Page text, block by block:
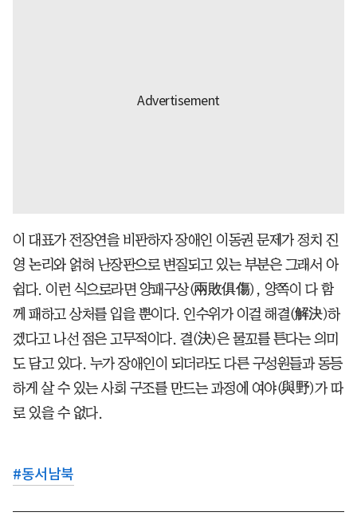
이 대표가 전장연을 비판하자 장애인 이동권 문제가 정치 진
영 논리와 얽혀 난장판으로 변질되고 있는 부분은 그래서 아
쉽다. 이런 식으로라면 양패구상(兩敗俱傷), 양쪽이 다 함
께 패하고 상처를 입을 뿐이다. 인수위가 이걸 해결(解決)하
겠다고 나선 점은 고무적이다. 결(決)은 물꼬를 튼다는 의미
도 담고 있다. 누가 장애인이 되더라도 다른 구성원들과 동등
하게 살 수 있는 사회 구조를 만드는 과정에 여야(與野)가 따
로 있을 수 없다.
#동서남북